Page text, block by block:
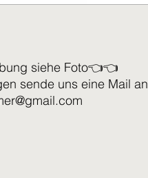
siehe Foto👈👈
sende uns eine Mail an